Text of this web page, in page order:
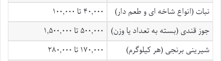
نبات (انواع شاخه ای و طعم دار)
۴۰,۰۰۰ تا ۱۰۰,۰۰۰
جوز قندی (بسته به تعداد یا وزن)
۵۰۰,۰۰۰ تا ۱,۵۰۰,۰۰۰
شیرینی برنجی (هر کیلوگرم)
۱۷۰,۰۰۰ تا ۲۸۰,۰۰۰